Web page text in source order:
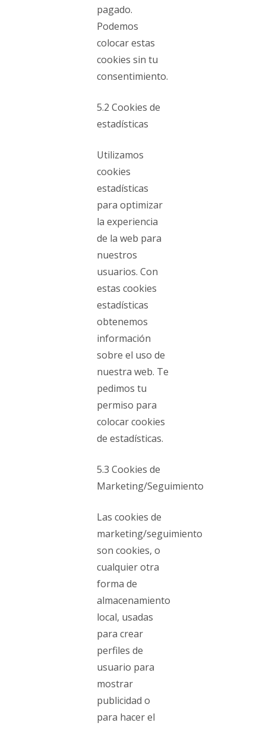
pagado.
Podemos
colocar estas
cookies sin tu
consentimiento.
5.2 Cookies de
estadísticas
Utilizamos
cookies
estadísticas
para optimizar
la experiencia
de la web para
nuestros
usuarios. Con
estas cookies
estadísticas
obtenemos
información
sobre el uso de
nuestra web. Te
pedimos tu
permiso para
colocar cookies
de estadísticas.
5.3 Cookies de
Marketing/Seguimiento
Las cookies de
marketing/seguimiento
son cookies, o
cualquier otra
forma de
almacenamiento
local, usadas
para crear
perfiles de
usuario para
mostrar
publicidad o
para hacer el